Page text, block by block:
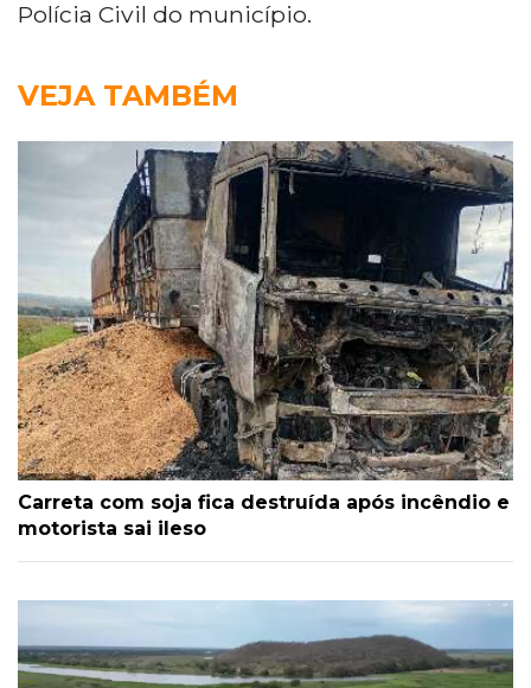
Polícia Civil do município.
VEJA TAMBÉM
Carreta com soja fica destruída após incêndio e
motorista sai ileso